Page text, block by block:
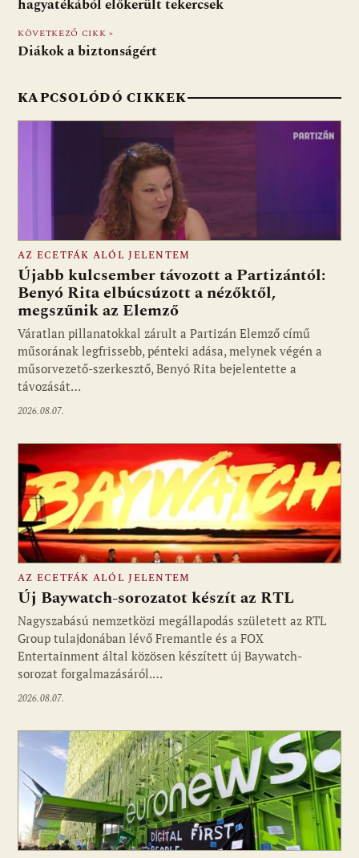
o
k
p
p
hagyatékából előkerült tekercsek
KÖVETKEZŐ CIKK »
Diákok a biztonságért
KAPCSOLÓDÓ CIKKEK
Fotó: media1.hu
AZ ECETFÁK ALÓL JELENTEM
Újabb kulcsember távozott a Partizántól:
Benyó Rita elbúcsúzott a nézőktől,
megszűnik az Elemző
Váratlan pillanatokkal zárult a Partizán Elemző című
műsorának legfrissebb, pénteki adása, melynek végén a
műsorvezető-szerkesztő, Benyó Rita bejelentette a
távozását…
2026.08.07.
Fotó: media1.hu
AZ ECETFÁK ALÓL JELENTEM
Új Baywatch-sorozatot készít az RTL
Nagyszabású nemzetközi megállapodás született az RTL
Group tulajdonában lévő Fremantle és a FOX
Entertainment által közösen készített új Baywatch-
sorozat forgalmazásáról.…
2026.08.07.